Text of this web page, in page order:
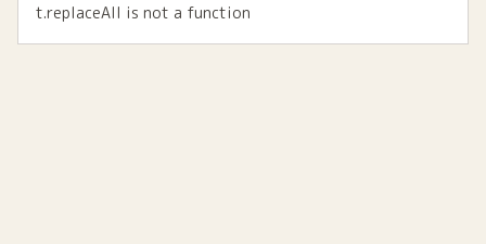
t.replaceAll is not a function